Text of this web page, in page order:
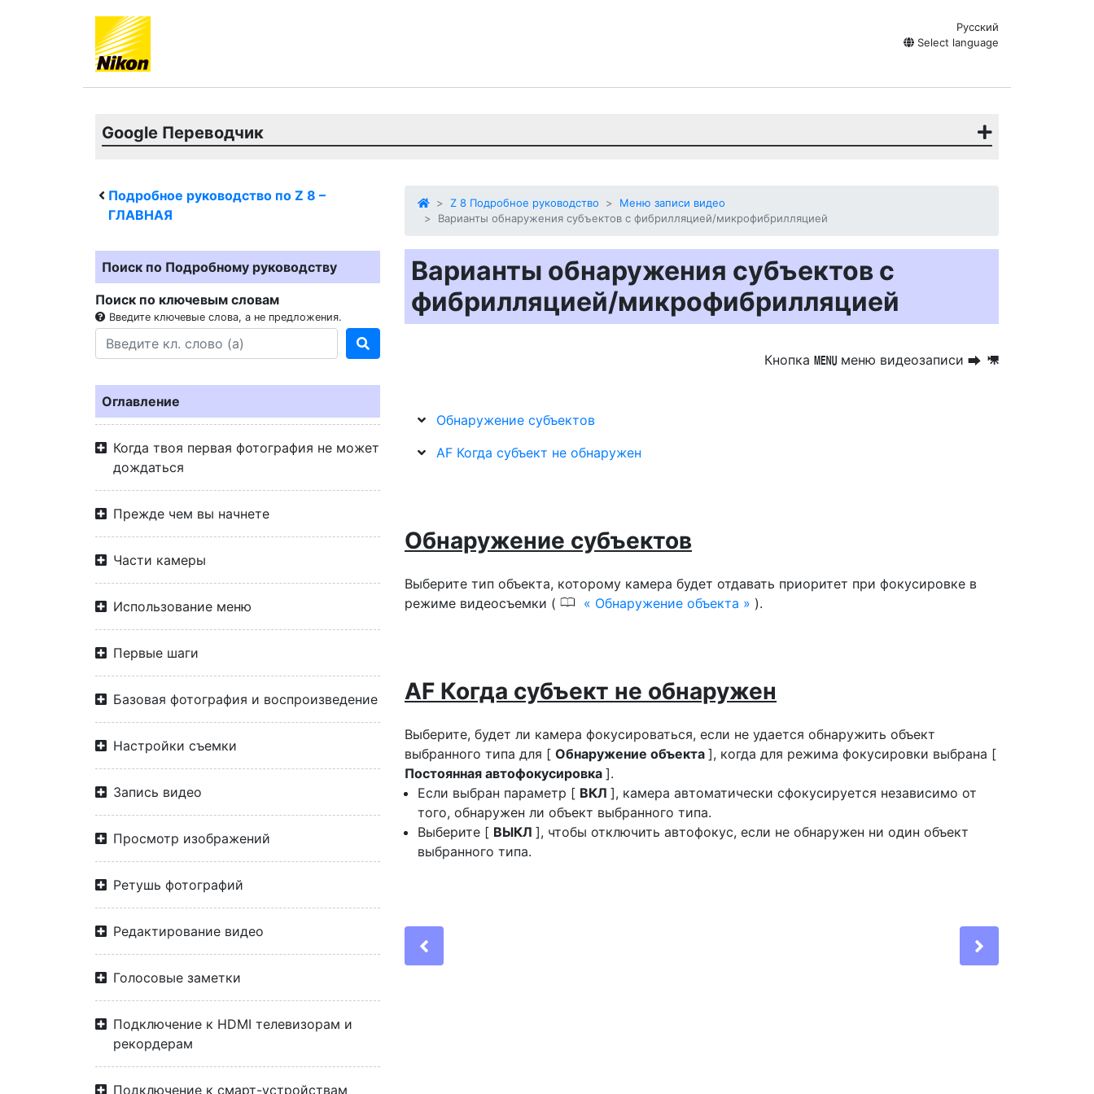
Русский
Select language
Google Переводчик
Подробное руководство по Z 8 –
ГЛАВНАЯ
Поиск по Подробному руководству
Поиск по ключевым словам
Введите ключевые слова, а не предложения.
Оглавление
Когда твоя первая фотография не может
дождаться
Прежде чем вы начнете
Части камеры
Использование меню
Первые шаги
Базовая фотография и воспроизведение
Настройки съемки
Запись видео
Просмотр изображений
Ретушь фотографий
Редактирование видео
Голосовые заметки
Подключение к HDMI телевизорам и
рекордерам
Подключение к смарт-устройствам
Z 8 Подробное руководство
Меню записи видео
Варианты обнаружения субъектов с фибрилляцией/микрофибрилляцией
Варианты обнаружения субъектов с
фибрилляцией/микрофибрилляцией
Кнопка G меню видеозаписи U 1
Обнаружение субъектов
AF Когда субъект не обнаружен
Обнаружение субъектов
Выберите тип объекта, которому камера будет отдавать приоритет при фокусировке в
режиме видеосъемки ( 0 Обнаружение объекта ).
AF Когда субъект не обнаружен
Выберите, будет ли камера фокусироваться, если не удается обнаружить объект
выбранного типа для [ Обнаружение объекта ], когда для режима фокусировки выбрана [
Постоянная автофокусировка ].
Если выбран параметр [ ВКЛ ], камера автоматически сфокусируется независимо от
того, обнаружен ли объект выбранного типа.
Выберите [ ВЫКЛ ], чтобы отключить автофокус, если не обнаружен ни один объект
выбранного типа.